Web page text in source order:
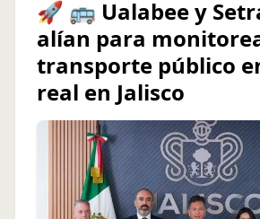
🚀 🚌 Ualabee y
alían para
transporte público
real en Jalisco